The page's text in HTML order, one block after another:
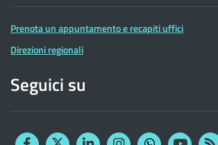
Prenota un appuntamento e recapiti uffici
Direzioni regionali
Seguici su